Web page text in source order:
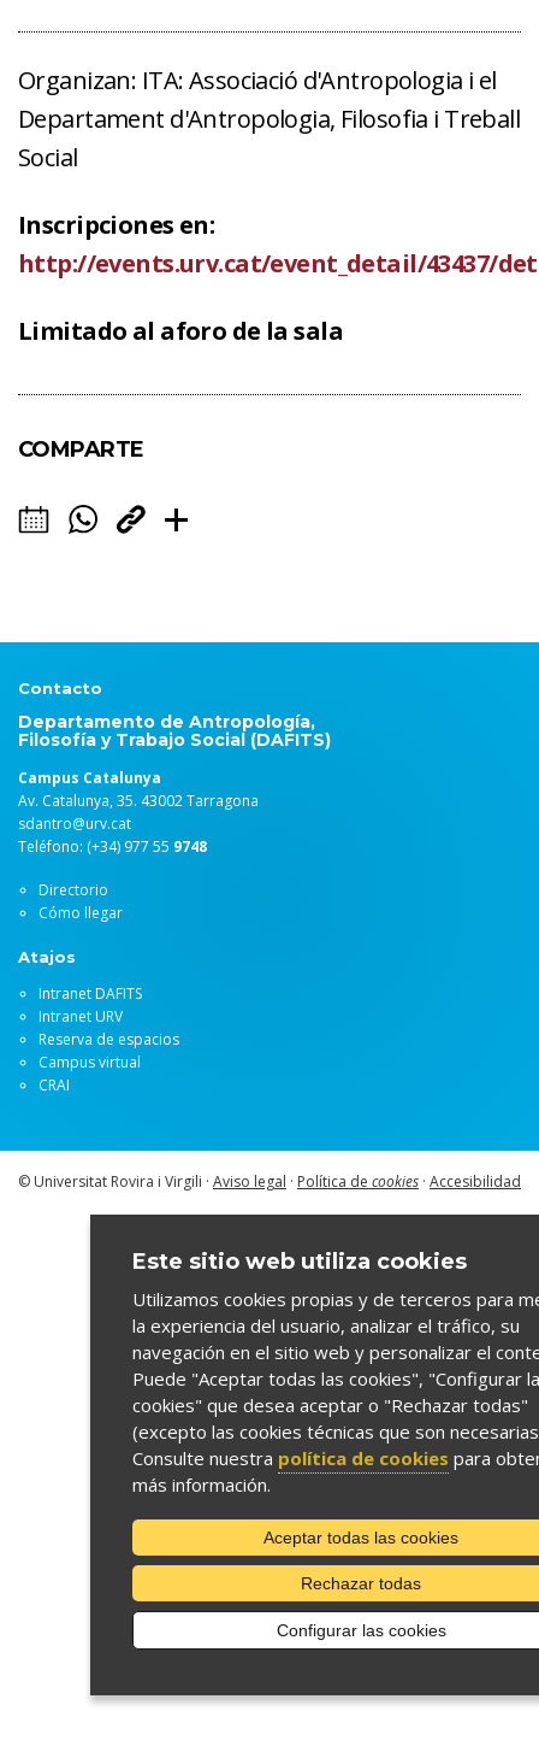
Organizan: ITA: Associació d'Antropologia i el
Departament d'Antropologia, Filosofia i Treball
Social
Inscripciones en:
http://events.urv.cat/event_detail/43437/
Limitado al aforo de la sala
COMPARTE
Contacto
Departamento de Antropología,
Filosofía y Trabajo Social (DAFITS)
Campus Catalunya
Av. Catalunya, 35. 43002 Tarragona
sdantro@urv.cat
Teléfono: (+34) 977 55 9748
Directorio
Cómo llegar
Atajos
Intranet DAFITS
Intranet URV
Reserva de espacios
Campus virtual
CRAI
© Universitat Rovira i Virgili · Aviso legal · Política de cookies · Accesibilidad
Este sitio web utiliza cookies
Utilizamos cookies propias y de terceros para
la experiencia del usuario, analizar el tráfico, su
navegación en el sitio web y personalizar el
Puede "Aceptar todas las cookies", "Configurar
cookies" que desea aceptar o "Rechazar todas"
(excepto las cookies técnicas que son
Consulte nuestra política de cookies para
más información.
Aceptar todas las cookies
Rechazar todas
Configurar las cookies